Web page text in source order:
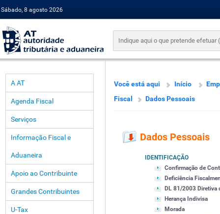
Sábado, 8 agosto 2026
A AT
Agenda Fiscal
Serviços
Informação Fiscal e
Aduaneira
Apoio ao Contribuinte
Grandes Contribuintes
U-Tax
Você está aqui Início
Fiscal
Dados Pessoais
Dados Pessoais
IDENTIFICAÇÃO
Confirmação de
Deficiência
DL 81/2003 Diretiva
Herança Indivisa
Morada